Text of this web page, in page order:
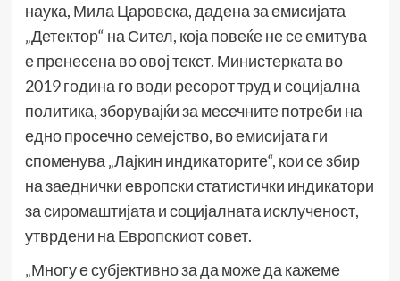
наука, Мила Царовска, дадена за емисијата
„Детектор“ на Сител, која повеќе не се емитува
е пренесена во овој текст. Министерката во
2019 година го води ресорот труд и социјална
политика, зборувајќи за месечните потреби на
едно просечно семејство, во емисијата ги
споменува „Лајкин индикаторите“, кои се збир
на заеднички европски статистички индикатори
за сиромаштијата и социјалната исклученост,
утврдени на Европскиот совет.
„Многу е субјективно за да може да кажеме